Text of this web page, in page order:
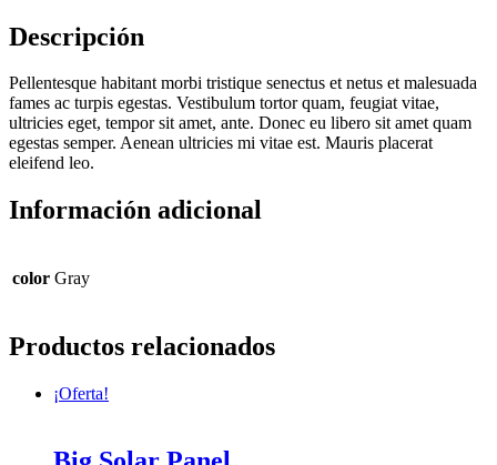
Descripción
Pellentesque habitant morbi tristique senectus et netus et malesuada
fames ac turpis egestas. Vestibulum tortor quam, feugiat vitae,
ultricies eget, tempor sit amet, ante. Donec eu libero sit amet quam
egestas semper. Aenean ultricies mi vitae est. Mauris placerat
eleifend leo.
Información adicional
color Gray
Productos relacionados
¡Oferta!